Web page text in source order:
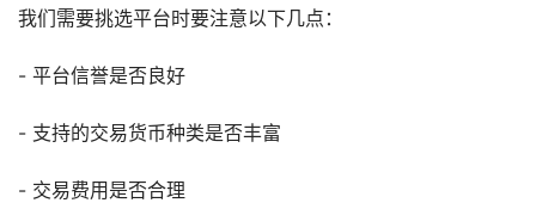
我们需要挑选平台时要注意以下几点：
- 平台信誉是否良好
- 支持的交易货币种类是否丰富
- 交易费用是否合理